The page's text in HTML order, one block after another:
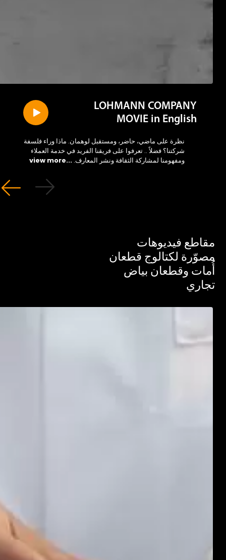
LOHMANN COMPANY
MOVIE in English
نظرة على ماضي، حاضر، ومستقبل لوهمان. ماذا وراء فلسفة
شركتنا؟ فضلاً .. تعرفوا على فريقنا الفريد في خدمة العملاء
ومفهومنا لمشاركة الثقافة ونشر المعارف....view more
فيديوهات
لكتالوج قطعان
وقطعان بياض